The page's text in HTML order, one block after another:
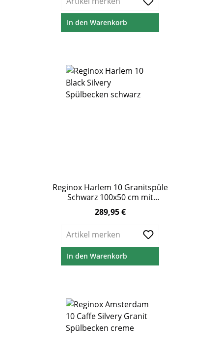
In den Warenkorb
Reginox Harlem 10 Granitspüle
Schwarz 100x50 cm mit
Abtropffläche
Regulärer Preis:
289,95 €
Artikel merken
In den Warenkorb